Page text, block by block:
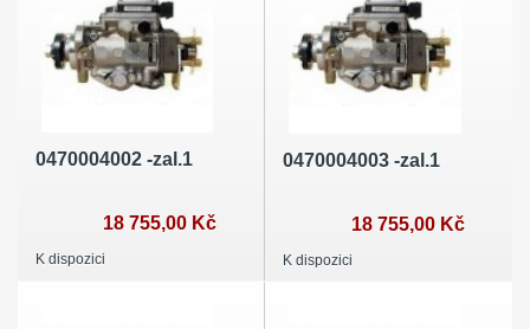
0470004002 -zal.1
18 755,00 Kč
K dispozici
0470004003 -zal.1
18 755,00 Kč
K dispozici